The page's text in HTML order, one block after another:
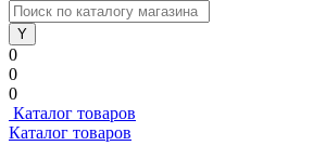
0
0
0
Каталог товаров
Каталог товаров